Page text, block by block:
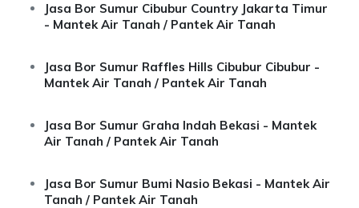
Jasa Bor Sumur Cibubur Country Jakarta Timur
- Mantek Air Tanah / Pantek Air Tanah
Jasa Bor Sumur Raffles Hills Cibubur Cibubur -
Mantek Air Tanah / Pantek Air Tanah
Jasa Bor Sumur Graha Indah Bekasi - Mantek
Air Tanah / Pantek Air Tanah
Jasa Bor Sumur Bumi Nasio Bekasi - Mantek Air
Tanah / Pantek Air Tanah